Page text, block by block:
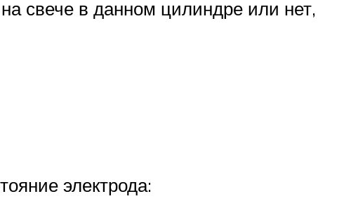
свече в данном цилиндре или нет,
электрода: